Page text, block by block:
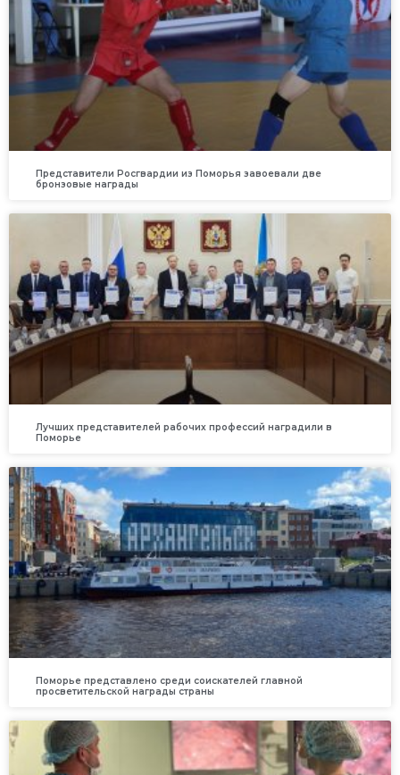
Представители Росгвардии из Поморья завоевали две
бронзовые награды
Лучших представителей рабочих профессий наградили в
Поморье
Поморье представлено среди соискателей главной
просветительской награды страны